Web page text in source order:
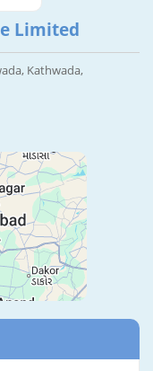
Limited
Kathwada,